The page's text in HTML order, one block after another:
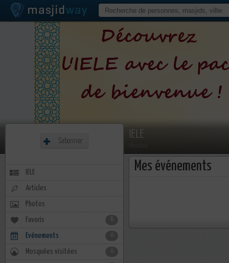
IELE
Mes événements
S'abonner
IELE
Articles
Photos
Favoris
Evénements
Mosquées visitées